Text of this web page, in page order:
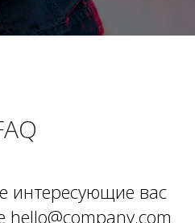
интересующие вас